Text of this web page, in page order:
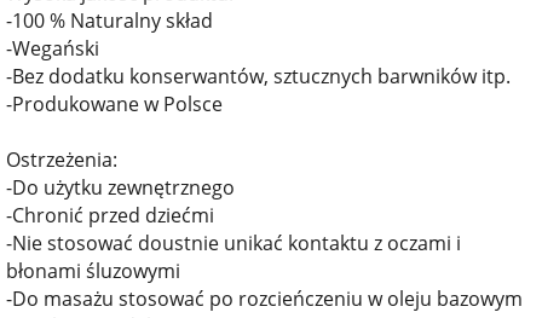
-100 % Naturalny skład
-Wegański
-Bez dodatku konserwantów, sztucznych barwników itp.
-Produkowane w Polsce
Ostrzeżenia:
-Do użytku zewnętrznego
-Chronić przed dziećmi
-Nie stosować doustnie unikać kontaktu z oczami i
błonami śluzowymi
-Do masażu stosować po rozcieńczeniu w oleju bazowym